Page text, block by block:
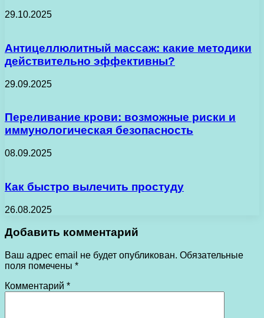
29.10.2025
Антицеллюлитный массаж: какие методики
действительно эффективны?
29.09.2025
Переливание крови: возможные риски и
иммунологическая безопасность
08.09.2025
Как быстро вылечить простуду
26.08.2025
Добавить комментарий
Ваш адрес email не будет опубликован. Обязательные
поля помечены *
Комментарий *